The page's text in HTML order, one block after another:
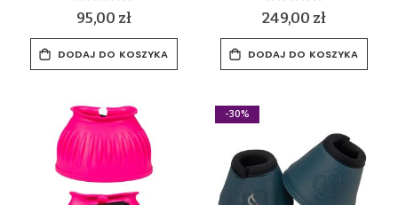
0%
95,00 zł
DODAJ DO KOSZYKA
0%
249,00 zł
DODAJ DO KOSZYKA
-30%